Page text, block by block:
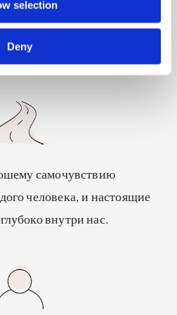
selection
Deny
образом
жизни
самочувствию
человека, и настоящие
внутри нас.